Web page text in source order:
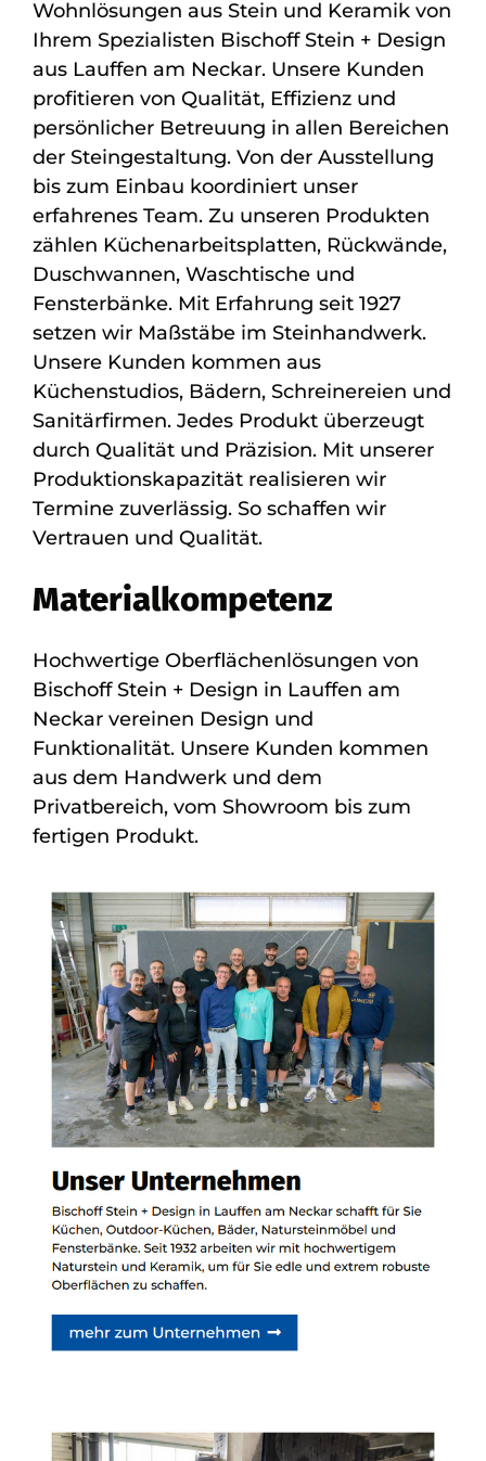
Wohnlösungen aus Stein und Keramik von
Ihrem Spezialisten Bischoff Stein + Design
aus Lauffen am Neckar. Unsere Kunden
profitieren von Qualität, Effizienz und
persönlicher Betreuung in allen Bereichen
der Steingestaltung. Von der Ausstellung
bis zum Einbau koordiniert unser
erfahrenes Team. Zu unseren Produkten
zählen Küchenarbeitsplatten, Rückwände,
Duschwannen, Waschtische und
Fensterbänke. Mit Erfahrung seit 1927
setzen wir Maßstäbe im Steinhandwerk.
Unsere Kunden kommen aus
Küchenstudios, Bädern, Schreinereien und
Sanitärfirmen. Jedes Produkt überzeugt
durch Qualität und Präzision. Mit unserer
Produktionskapazität realisieren wir
Termine zuverlässig. So schaffen wir
Vertrauen und Qualität.
Materialkompetenz
Hochwertige Oberflächenlösungen von
Bischoff Stein + Design in Lauffen am
Neckar vereinen Design und
Funktionalität. Unsere Kunden kommen
aus dem Handwerk und dem
Privatbereich, vom Showroom bis zum
fertigen Produkt.